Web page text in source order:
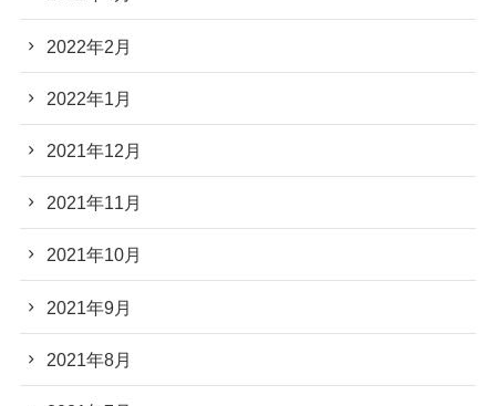
2022年2月
2022年1月
2021年12月
2021年11月
2021年10月
2021年9月
2021年8月